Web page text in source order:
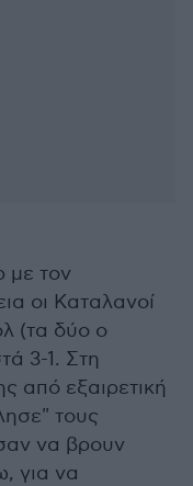
με τον
οι Καταλανοί
(τα δύο ο
3-1. Στη
από εξαιρετική
τους
να βρουν
για να